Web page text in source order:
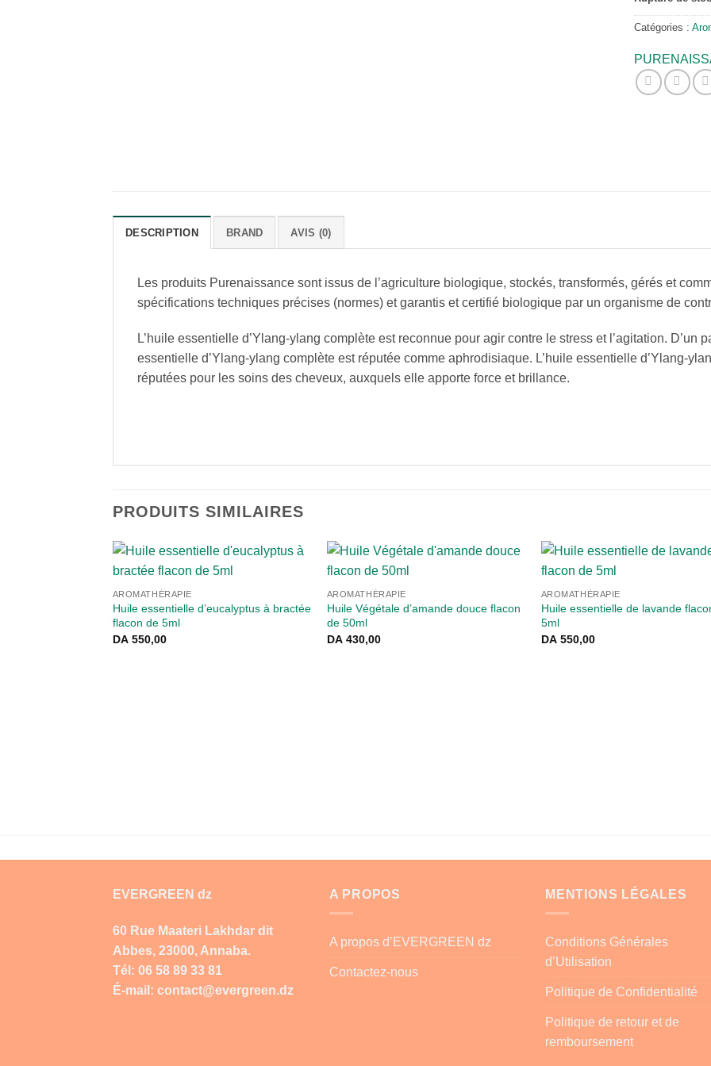
Catégories :
DESCRIPTION BRAND AVIS (0)
Les produits Purenaissance sont issus de l’agriculture biologique, stockés, transformés, gérés et
spécifications techniques précises (normes) et garantis et certifié biologique par un organisme de
L’huile essentielle d’Ylang-ylang complète est reconnue pour agir contre le stress et l’agitation. D’un
essentielle d’Ylang-ylang complète est réputée comme aphrodisiaque. L’huile essentielle d’Ylang-
réputées pour les soins des cheveux, auxquels elle apporte force et brillance.
PRODUITS SIMILAIRES
AROMATHÉRAPIE
Huile essentielle d’eucalyptus à bractée
flacon de 5ml
DA550,00
AROMATHÉRAPIE
Huile Végétale d’amande douce flacon
de 50ml
DA430,00
AROMATHÉRAPIE
Huile essentielle de lavande
5ml
DA550,00
EVERGREEN dz
60 Rue Maateri Lakhdar dit
Abbes, 23000, Annaba.
Tél: 06 58 89 33 81
É-mail: contact@evergreen.dz
A PROPOS
A propos d’EVERGREEN dz
Contactez-nous
MENTIONS LÉGALES
Conditions Générales
d’Utilisation
Politique de Confidentialité
Politique de retour et de
remboursement